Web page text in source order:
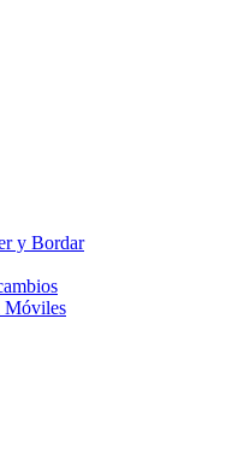
y Bordar
Móviles